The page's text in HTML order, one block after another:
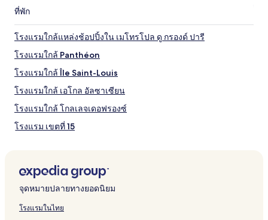
ที่พัก
โรงแรมใกล้แหล่งช้อปปิ้งใน เมโทรโปล ดู กรองด์ ปารี
โรงแรมใกล้ Panthéon
โรงแรมใกล้ Île Saint-Louis
โรงแรมใกล้ เอโกล อัลซาเซียน
โรงแรมใกล้ โกลเลจเดอฟรองซ์
โรงแรม เขตที่ 15
โรงแรมบูติกใน ปารีส
จุดหมายปลายทางยอดนิยม
โรงแรมในไทย